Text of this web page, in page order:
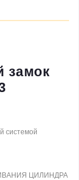
замок
системой
ЦИЛИНДРА